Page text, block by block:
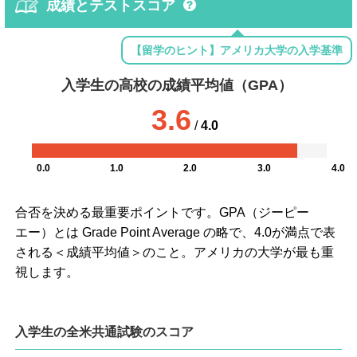
成績とテストスコア
【留学のヒント】アメリカ大学の入学基準
入学生の高校の成績平均値（GPA）
3.6 /4.0
0.0 1.0 2.0 3.0 4.0
合否を決める最重要ポイントです。GPA（ジーピー
エー）とは Grade Point Average の略で、4.0が満点で表
される＜成績平均値＞のこと。アメリカの大学が最も重
視します。
入学生の全米共通試験のスコア